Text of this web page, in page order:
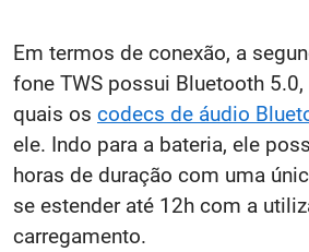
Em termos de conexão, a
fone TWS possui Bluetooth
quais os codecs de áudio
ele. Indo para a bateria, ele
horas de duração com uma
se estender até 12h com a
carregamento.